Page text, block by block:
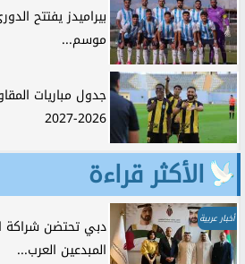
بيراميدز يفتتح
موسم...
جدول مباريات
2026-2027
الأكثر قراءة
أخبار عربية
دبي تحتضن شراكة
المبدعين العرب...